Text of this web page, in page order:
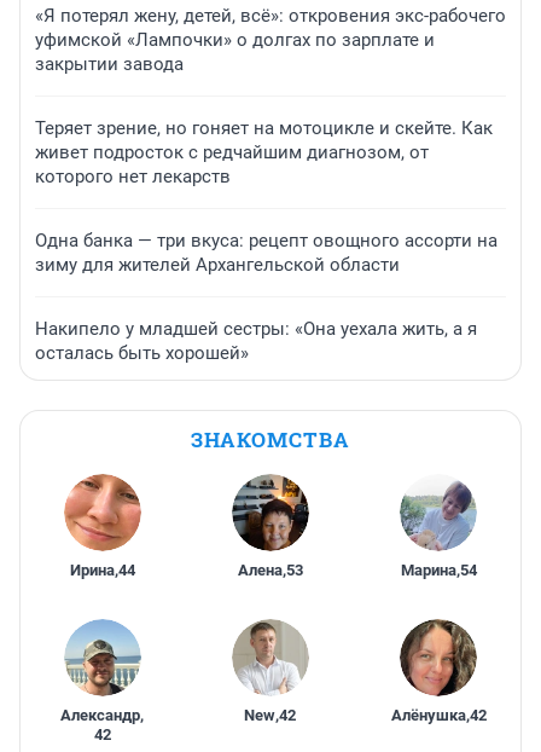
«Я потерял жену, детей, всё»: откровения экс-рабочего
уфимской «Лампочки» о долгах по зарплате и
закрытии завода
Теряет зрение, но гоняет на мотоцикле и скейте. Как
живет подросток с редчайшим диагнозом, от
которого нет лекарств
Одна банка — три вкуса: рецепт овощного ассорти на
зиму для жителей Архангельской области
Накипело у младшей сестры: «Она уехала жить, а я
осталась быть хорошей»
ЗНАКОМСТВА
Ирина,44 Алена,53 Марина,54
Александр,
42
New,42 Алёнушка,42